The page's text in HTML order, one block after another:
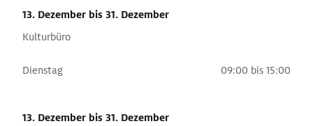
13. Dezember bis 31. Dezember
Kulturbüro
Dienstag 09:00 bis 15:00
13. Dezember bis 31. Dezember